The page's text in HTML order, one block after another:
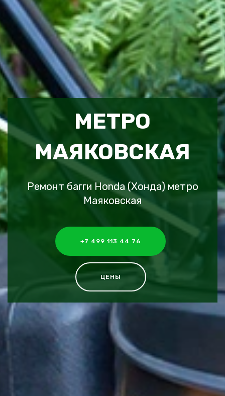
МЕТРО
МАЯКОВСКАЯ
Ремонт багги Honda (Хонда) метро
Маяковская
+7 499 113 44 76
ЦЕНЫ